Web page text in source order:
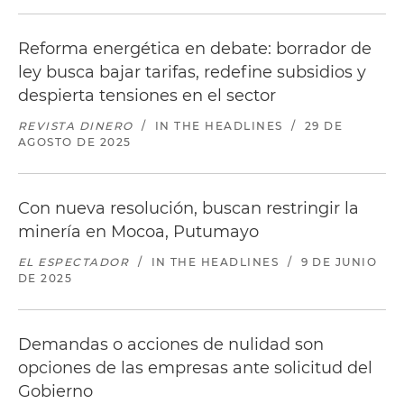
Reforma energética en debate: borrador de
ley busca bajar tarifas, redefine subsidios y
despierta tensiones en el sector
REVISTA DINERO / IN THE HEADLINES /
29 DE
AGOSTO DE 2025
Con nueva resolución, buscan restringir la
minería en Mocoa, Putumayo
EL ESPECTADOR / IN THE HEADLINES /
9 DE JUNIO
DE 2025
Demandas o acciones de nulidad son
opciones de las empresas ante solicitud del
Gobierno